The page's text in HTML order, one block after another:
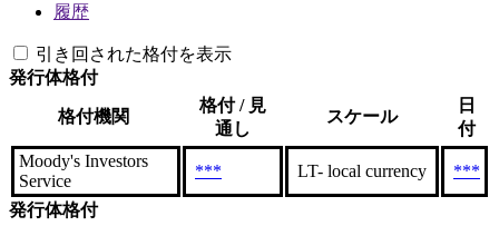
履歴
引き回された格付を表示
発行体格付
格付機関
格付 / 見
通し
スケール
日
付
Moody's Investors
Service
*** LT- local currency ***
発行体格付